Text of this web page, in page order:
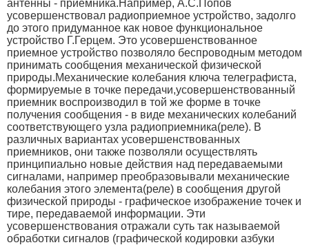
антенны - приемника.Например, А.С.Попов
усовершенствовал радиоприемное устройство, задолго
до этого придуманное как новое функциональное
устройство Г.Герцем. Это усовершенствованное
приемное устройство позволяло беспроводным методом
принимать сообщения механической физической
природы.Механические колебания ключа телеграфиста,
формируемые в точке передачи,усовершенствованный
приемник воспроизводил в той же форме в точке
получения сообщения - в виде механических колебаний
соответствующего узла радиоприемника(реле). В
различных вариантах усовершенствованных
приемников, они также позволяли осуществлять
принципиально новые действия над передаваемыми
сигналами, например преобразовывали механические
колебания этого элемента(реле) в сообщения другой
физической природы - графическое изображение точек и
тире, передаваемой информации. Эти
усовершенствования отражали суть так называемой
обработки сигналов (графической кодировки азбуки